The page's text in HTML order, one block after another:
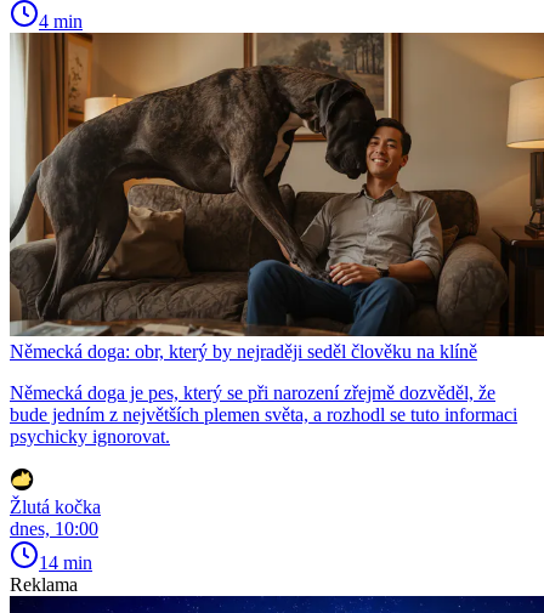
4 min
Německá doga: obr, který by nejraději seděl člověku na klíně
Německá doga je pes, který se při narození zřejmě dozvěděl, že
bude jedním z největších plemen světa, a rozhodl se tuto informaci
psychicky ignorovat.
Žlutá kočka
dnes, 10:00
14 min
Reklama